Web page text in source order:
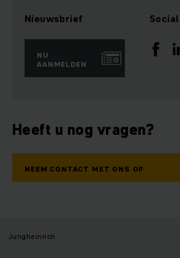
Nieuwsbrief
NU
AANMELDEN
Heeft u nog vragen?
NEEM CONTACT MET ONS OP
Jungheinrich